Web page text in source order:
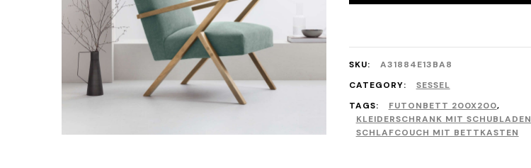
SKU:
A31884E13BA8
CATEGORY:
SESSEL
TAGS:
FUTONBETT 200X200,
KLEIDERSCHRANK MIT SCHUBLADEN
SCHLAFCOUCH MIT BETTKASTEN